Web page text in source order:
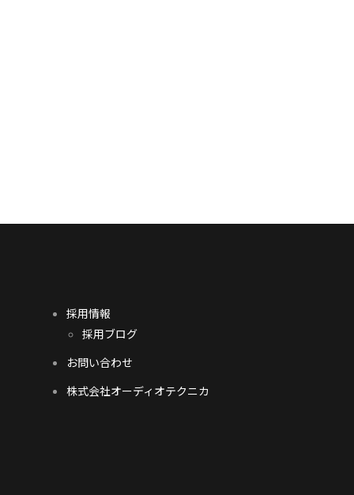
採用情報
採用ブログ
お問い合わせ
株式会社オーディオテクニカ